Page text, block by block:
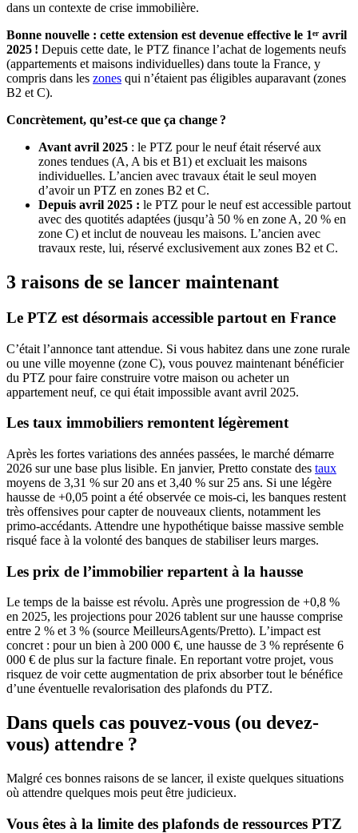
dans un contexte de crise immobilière.
Bonne nouvelle : cette extension est devenue effective le 1ᵉʳ avril
2025 ! Depuis cette date, le PTZ finance l’achat de logements neufs
(appartements et maisons individuelles) dans toute la France, y
compris dans les zones qui n’étaient pas éligibles auparavant (zones
B2 et C).
Concrètement, qu’est-ce que ça change ?
Avant avril 2025 : le PTZ pour le neuf était réservé aux
zones tendues (A, A bis et B1) et excluait les maisons
individuelles. L’ancien avec travaux était le seul moyen
d’avoir un PTZ en zones B2 et C.
Depuis avril 2025 : le PTZ pour le neuf est accessible partout
avec des quotités adaptées (jusqu’à 50 % en zone A, 20 % en
zone C) et inclut de nouveau les maisons. L’ancien avec
travaux reste, lui, réservé exclusivement aux zones B2 et C.
3 raisons de se lancer maintenant
Le PTZ est désormais accessible partout en France
C’était l’annonce tant attendue. Si vous habitez dans une zone rurale
ou une ville moyenne (zone C), vous pouvez maintenant bénéficier
du PTZ pour faire construire votre maison ou acheter un
appartement neuf, ce qui était impossible avant avril 2025.
Les taux immobiliers remontent légèrement
Après les fortes variations des années passées, le marché démarre
2026 sur une base plus lisible. En janvier, Pretto constate des taux
moyens de 3,31 % sur 20 ans et 3,40 % sur 25 ans. Si une légère
hausse de +0,05 point a été observée ce mois-ci, les banques restent
très offensives pour capter de nouveaux clients, notamment les
primo-accédants. Attendre une hypothétique baisse massive semble
risqué face à la volonté des banques de stabiliser leurs marges.
Les prix de l’immobilier repartent à la hausse
Le temps de la baisse est révolu. Après une progression de +0,8 %
en 2025, les projections pour 2026 tablent sur une hausse comprise
entre 2 % et 3 % (source MeilleursAgents/Pretto). L’impact est
concret : pour un bien à 200 000 €, une hausse de 3 % représente 6
000 € de plus sur la facture finale. En reportant votre projet, vous
risquez de voir cette augmentation de prix absorber tout le bénéfice
d’une éventuelle revalorisation des plafonds du PTZ.
Dans quels cas pouvez-vous (ou devez-
vous) attendre ?
Malgré ces bonnes raisons de se lancer, il existe quelques situations
où attendre quelques mois peut être judicieux.
Vous êtes à la limite des plafonds de ressources PTZ